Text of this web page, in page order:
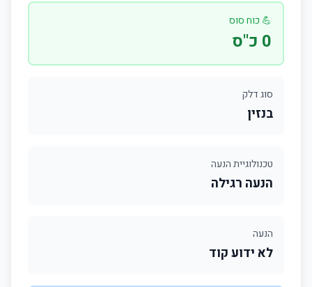
💪 כוח סוס
0 כ"ס
סוג דלק
בנזין
טכנולוגיית הנעה
הנעה רגילה
הנעה
לא ידוע קוד